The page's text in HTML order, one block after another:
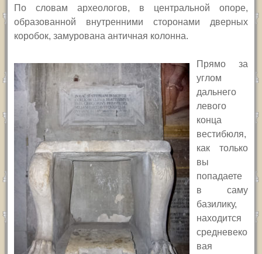
По словам археологов, в центральной опоре,
образованной внутренними сторонами дверных
коробок, замурована античная колонна.
Прямо за
углом
дальнего
левого
конца
вестибюля,
как только
вы
попадаете
в саму
базилику,
находится
средневеко
вая